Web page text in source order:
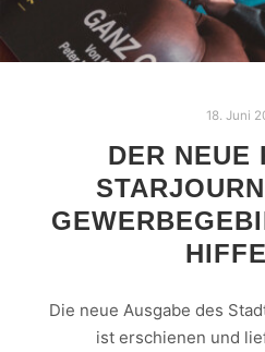
18. Juni
DER NEUE
Die neue Ausgabe des
ist erschienen und